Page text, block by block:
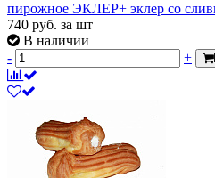
пирожное ЭКЛЕР+ эклер со
740 руб. за шт
В наличии
-
+